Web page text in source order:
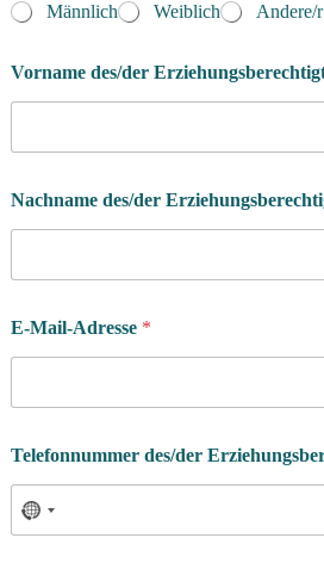
Männlich
Weiblich Andere/r
Vorname des/der
Nachname des/der
E-Mail-Adresse *
Telefonnummer des/der